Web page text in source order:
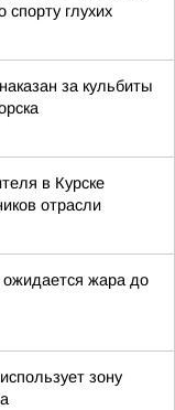
спорту глухих
за кульбиты
в Курске
отрасли
ожидается жара до
зону